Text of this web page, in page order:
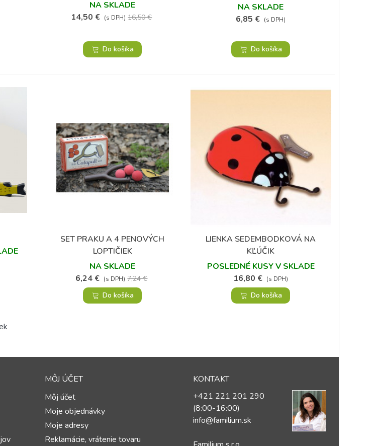
NA SKLADE
14,50 € (s DPH) 16,50 €
Do košíka
NA SKLADE
6,85 € (s DPH)
Do košíka
Obľúbené
SET PRAKU A 4 PENOVÝCH
LOPTIČIEK
NA SKLADE
6,24 € (s DPH) 7,24 €
Do košíka
Obľúbené
LIENKA SEDEMBODKOVÁ NA
KĽÚČIK
POSLEDNÉ KUSY V SKLADE
16,80 € (s DPH)
Do košíka
MÔJ ÚČET
Môj účet
Moje objednávky
Moje adresy
Reklamácie, vrátenie tovaru
KONTAKT
+421 221 201 290
(8:00-16:00)
info@familium.sk